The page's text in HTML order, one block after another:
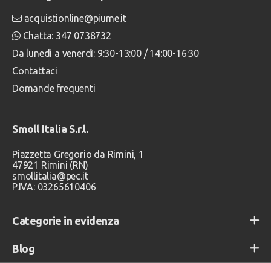
Categorie in evidenza
Blog
acquistionline@piume.it
Chatta: 347 0738732
Da lunedì a venerdì: 9:30-13:00 / 14:00-16:30
Contattaci
Domande frequenti
Smoll Italia S.r.l.
Piazzetta Gregorio da Rimini, 1
47921 Rimini (RN)
smollitalia@pec.it
P.IVA: 03265610406